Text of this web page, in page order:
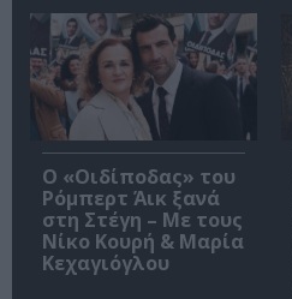
O «Οιδίποδας» του
Ρόμπερτ Άικ ξανά
στη Στέγη – Με τους
Νίκο Κουρή & Μαρία
Κεχαγιόγλου